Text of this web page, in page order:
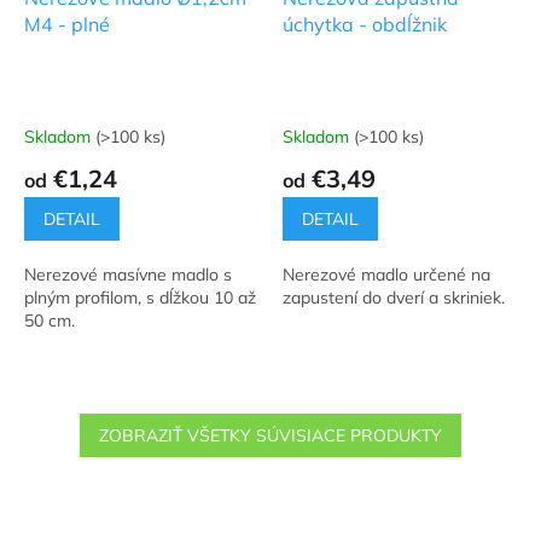
M4 - plné
Skladom (>100 ks)
od €1,24
DETAIL
Nerezové masívne madlo s
plným profilom, s dĺžkou 10 až
50 cm.
úchytka - obdĺžnik
Skladom (>100 ks)
od €3,49
DETAIL
Nerezové madlo určené na
zapustení do dverí a skriniek.
ZOBRAZIŤ VŠETKY SÚVISIACE PRODUKTY